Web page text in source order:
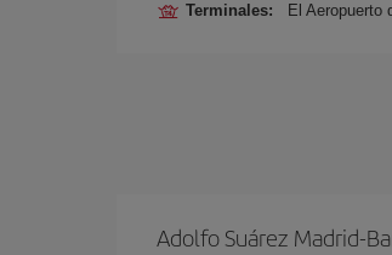
Terminales: El Aeropuerto
Adolfo Suárez Madrid-